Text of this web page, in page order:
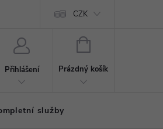
CZK
Přihlášení
NÁKUPNÍ
Prázdný košík
služby